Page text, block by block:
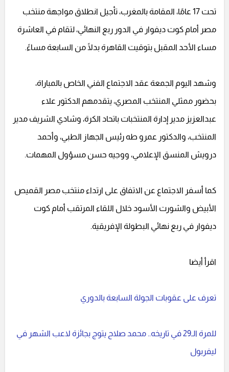
تحت 17 عامًا، المقامة بالمغرب، تأجيل انطلاق مواجهة منتخب
مصر أمام كوت ديفوار في الدور ربع النهائي، لتقام في العاشرة
مساء الأحد المقبل بتوقيت القاهرة بدلًا من السابعة مساءً.
وشهد اليوم الجمعة عقد الاجتماع الفني الخاص بالمباراة،
بحضور ممثلي المنتخب المصري، يتقدمهم الدكتور علاء
عبدالعزيز مدير إدارة المنتخبات باتحاد الكرة، وشادي الشريف مدير
المنتخب، والدكتور عمرو طه رئيس الجهاز الطبي، وأحمد
درويش المنسق الإعلامي، ووجيه حسن مسؤول المهمات.
كما أسفر الاجتماع عن الاتفاق على ارتداء منتخب مصر القميص
الأبيض والشورت الأسود خلال اللقاء المرتقب أمام كوت
ديفوار في ربع نهائي البطولة الإفريقية.
اقرأ أيضا
تعرف على عقوبات الجولة السابعة بالدوري
للمرة الـ29 في تاريخه.. محمد صلاح يتوج بجائزة لاعب الشهر في
ليفربول